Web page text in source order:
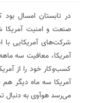
در تابستان امسال
صنعت و امنیت
شرکت‌های آمریکایی با
آمریکا، معافیت سه
کسب‌وکار خود را از
آمریکا سه ماه دیگر
می‌رسد هوآوی به دنبال